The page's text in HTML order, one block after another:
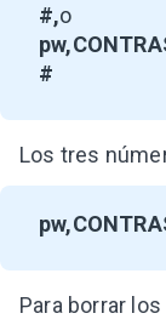
#,o
#
Los tres
Para borrar